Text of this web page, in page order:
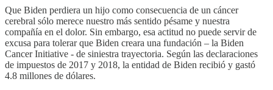
Que Biden perdiera un hijo como consecuencia de un cáncer
cerebral sólo merece nuestro más sentido pésame y nuestra
compañía en el dolor. Sin embargo, esa actitud no puede servir de
excusa para tolerar que Biden creara una fundación – la Biden
Cancer Initiative - de siniestra trayectoria. Según las declaraciones
de impuestos de 2017 y 2018, la entidad de Biden recibió y gastó
4.8 millones de dólares.